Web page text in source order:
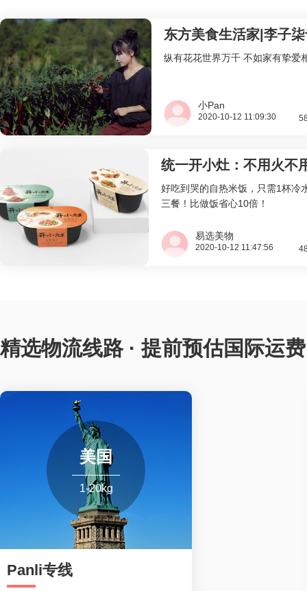
东方美食生活家|李子
纵有花花世界万千 不如家有挚爱
小Pan
2020-10-12 11:09:30
好吃到哭的自热米饭，只需1杯冷
三餐！比做饭省心10倍！
易选美物
2020-10-12 11:47:56
精选物流线路 · 提前预估国际运费
美国
1-20kg
Panli专线